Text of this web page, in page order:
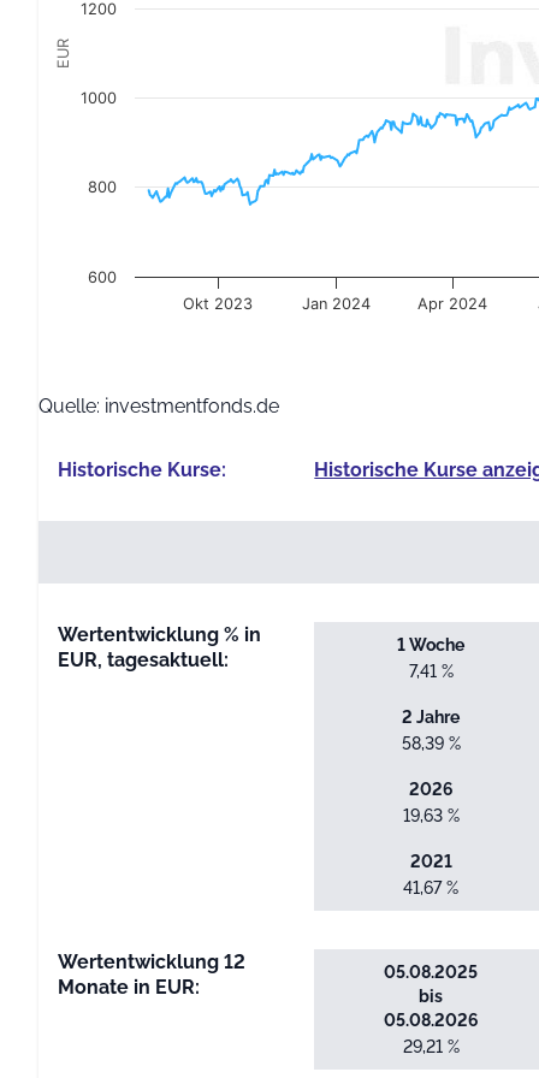
EUR
Jan 2024
Okt 2023 Apr 2024
800
1000
1200
600
Quelle: investmentfonds.de
Historische Kurse: Historische Kurse
Wertentwicklung % in
EUR, tagesaktuell:
1 Woche
7,41 %
2 Jahre
58,39 %
2026
19,63 %
2021
41,67 %
Wertentwicklung 12
Monate in EUR:
05.08.2025
bis
05.08.2026
29,21 %